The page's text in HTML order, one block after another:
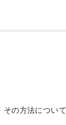
その方法について